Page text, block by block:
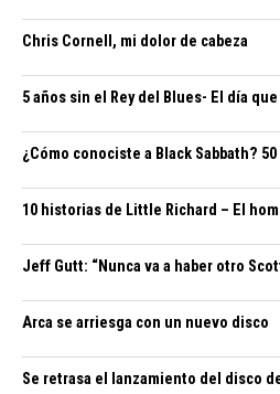
Chris Cornell, mi dolor de cabeza
5 años sin el Rey del Blues- El día
¿Cómo conociste a Black Sabbath?
10 historias de Little Richard – El
Jeff Gutt: “Nunca va a haber otro
Arca se arriesga con un nuevo disco
Se retrasa el lanzamiento del disco